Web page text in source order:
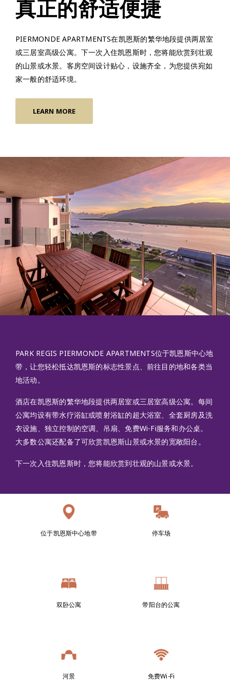
真正的舒适便捷
PIERMONDE APARTMENTS在凯恩斯的繁华地段提供两居室
或三居室高级公寓。下一次入住凯恩斯时，您将能欣赏到壮观
的山景或水景。客房空间设计贴心，设施齐全，为您提供宛如
家一般的舒适环境。
LEARN MORE
PARK REGIS PIERMONDE APARTMENTS位于凯恩斯中心地
带，让您轻松抵达凯恩斯的标志性景点、前往目的地和各类当
地活动。
酒店在凯恩斯的繁华地段提供两居室或三居室高级公寓。每间
公寓均设有带水疗浴缸或喷射浴缸的超大浴室、全套厨房及洗
衣设施、独立控制的空调、吊扇、免费Wi-Fi服务和办公桌。
大多数公寓还配备了可欣赏凯恩斯山景或水景的宽敞阳台。
下一次入住凯恩斯时，您将能欣赏到壮观的山景或水景。
位于凯恩斯中心地带 停车场
双卧公寓 带阳台的公寓
河景 免费Wi-Fi